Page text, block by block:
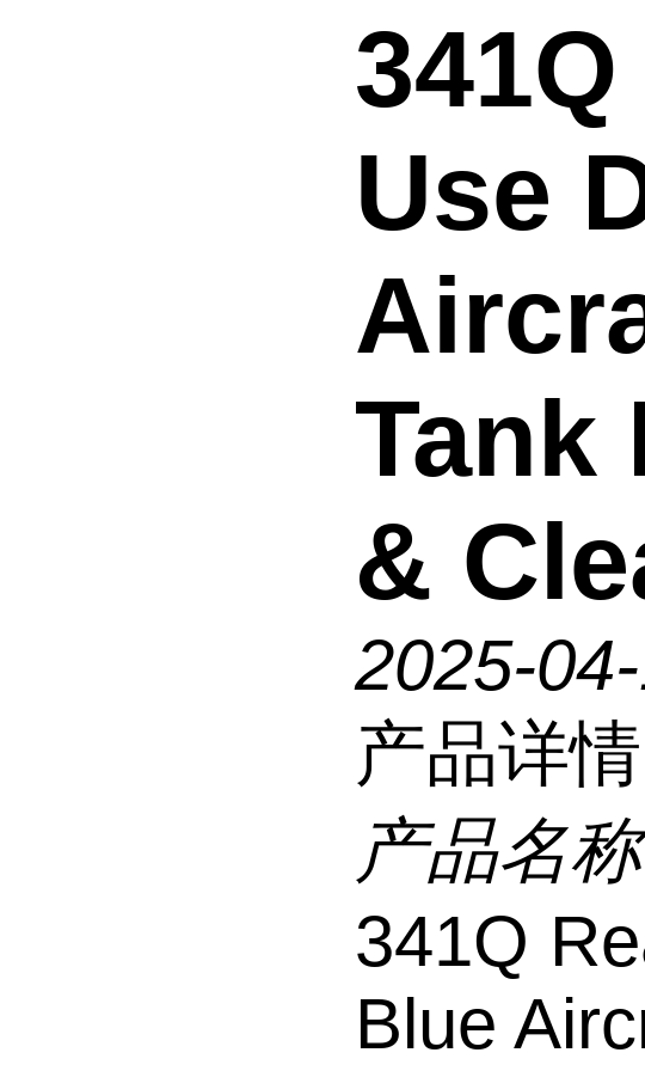
Use
Tank
&
2025-
产品详情
产品名称
341Q
Blue